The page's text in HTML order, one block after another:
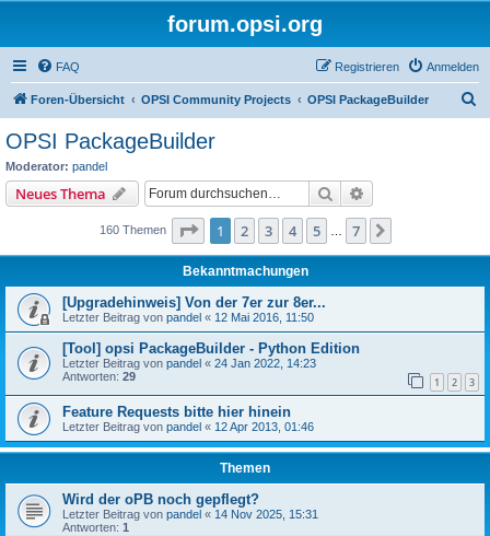
forum.opsi.org
FAQ Anmelden
Registrieren
Foren-Übersicht OPSI Community Projects OPSI PackageBuilder
OPSI PackageBuilder
Moderator: pandel
Neues Thema Suche
160 Themen Seite 1von
1 2 3 4 5 7
Bekanntmachungen
[Upgradehinweis] Von der 7er zur 8er...
Letzter Beitrag von pandel « 12 Mai 2016, 11:50
[Tool] opsi PackageBuilder - Python Edition
Letzter Beitrag von pandel « 24 Jan 2022, 14:23
Antworten: 29 1 2 3
Feature Requests bitte hier hinein
Letzter Beitrag von pandel « 12 Apr 2013, 01:46
Themen
Wird der oPB noch gepflegt?
Letzter Beitrag von pandel « 14 Nov 2025, 15:31
Antworten: 1